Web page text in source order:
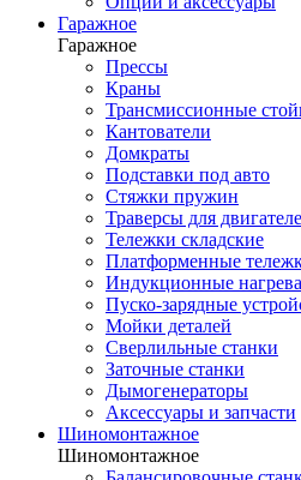
Гаражное
Гаражное
Прессы
Краны
Трансмиссионные
Кантователи
Домкраты
Подставки под авто
Стяжки пружин
Траверсы для
Тележки складские
Платформенные
Индукционные
Пуско-зарядные
Мойки деталей
Сверлильные станки
Заточные станки
Дымогенераторы
Аксессуары и запчасти
Шиномонтажное
Шиномонтажное